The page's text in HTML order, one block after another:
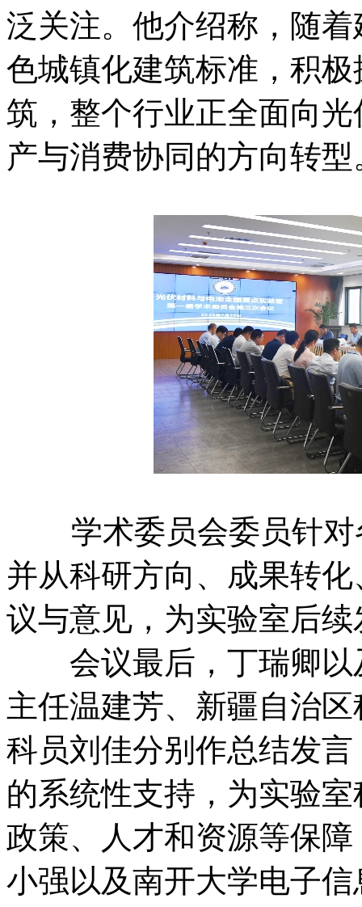
泛关注。他介绍称，随
色城镇化建筑标准，积
筑，整个行业正全面向
产与消费协同的方向转型
学术委员会委员针对
并从科研方向、成果转
议与意见，为实验室后
会议最后，丁瑞卿以
主任温建芳、新疆自治
科员刘佳分别作总结发
的系统性支持，为实验
政策、人才和资源等保
小强以及南开大学电子